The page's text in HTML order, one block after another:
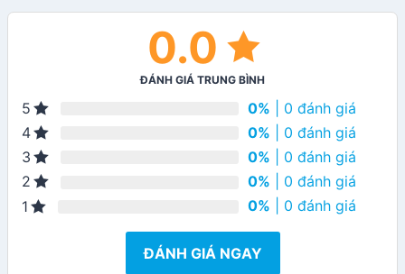
0.0
ĐÁNH GIÁ TRUNG BÌNH
5 0% | 0 đánh giá
4
0% | 0 đánh giá
3
0% | 0 đánh giá
2
0% | 0 đánh giá
1
0% | 0 đánh giá
ĐÁNH GIÁ NGAY